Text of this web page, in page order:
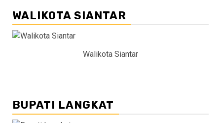
WALIKOTA SIANTAR
Walikota Siantar
BUPATI LANGKAT